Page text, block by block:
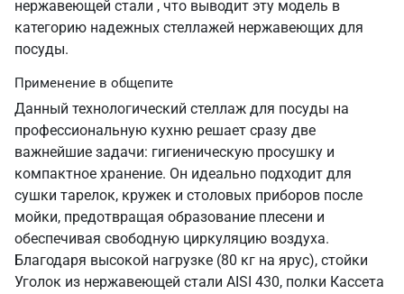
нержавеющей стали , что выводит эту модель в
категорию надежных стеллажей нержавеющих для
посуды.
Применение в общепите
Данный технологический стеллаж для посуды на
профессиональную кухню решает сразу две
важнейшие задачи: гигиеническую просушку и
компактное хранение. Он идеально подходит для
сушки тарелок, кружек и столовых приборов после
мойки, предотвращая образование плесени и
обеспечивая свободную циркуляцию воздуха.
Благодаря высокой нагрузке (80 кг на ярус), стойки
Уголок из нержавеющей стали AISI 430, полки Кассета